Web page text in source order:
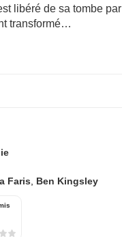
libéré de sa tombe par
transformé…
Faris Ben Kingsley